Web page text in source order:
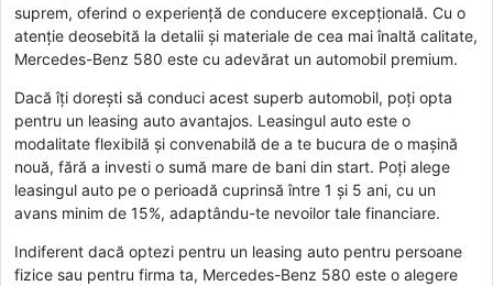
suprem, oferind o experiență de conducere excepțională. Cu o
atenție deosebită la detalii și materiale de cea mai înaltă calitate,
Mercedes-Benz 580 este cu adevărat un automobil premium.
Dacă îți dorești să conduci acest superb automobil, poți opta
pentru un leasing auto avantajos. Leasingul auto este o
modalitate flexibilă și convenabilă de a te bucura de o mașină
nouă, fără a investi o sumă mare de bani din start. Poți alege
leasingul auto pe o perioadă cuprinsă între 1 și 5 ani, cu un
avans minim de 15%, adaptându-te nevoilor tale financiare.
Indiferent dacă optezi pentru un leasing auto pentru persoane
fizice sau pentru firma ta, Mercedes-Benz 580 este o alegere